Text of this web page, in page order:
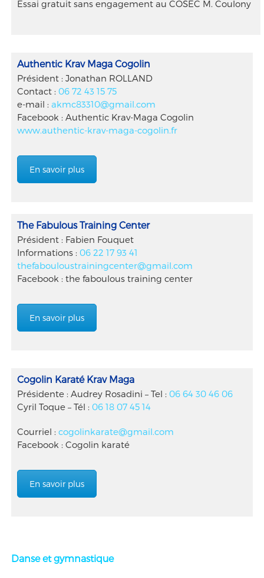
Essai gratuit sans engagement au COSEC M. Coulony
Authentic Krav Maga Cogolin
Président : Jonathan ROLLAND
Contact : 06 72 43 15 75
e-mail : akmc83310@gmail.com
Facebook : Authentic Krav-Maga Cogolin
www.authentic-krav-maga-cogolin.fr
En savoir plus
The Fabulous Training Center
Président : Fabien Fouquet
Informations : 06 22 17 93 41
thefabouloustrainingcenter@gmail.com
Facebook : the faboulous training center
En savoir plus
Cogolin Karaté Krav Maga
Présidente : Audrey Rosadini – Tel : 06 64 30 46 06
Cyril Toque – Tél : 06 18 07 45 14
Courriel : cogolinkarate@gmail.com
Facebook : Cogolin karaté
En savoir plus
Danse et gymnastique